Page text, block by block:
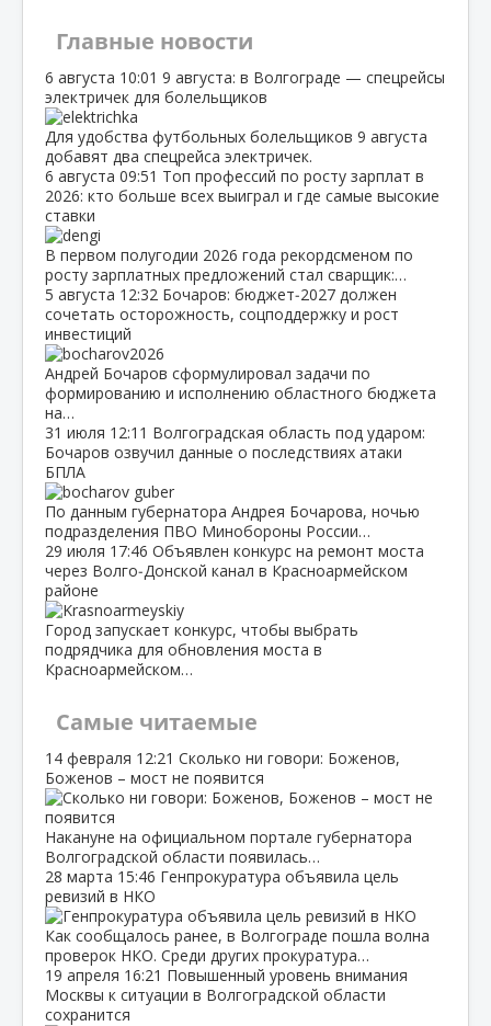
Главные новости
6 августа 10:01 9 августа: в Волгограде — спецрейсы
электричек для болельщиков
Для удобства футбольных болельщиков 9 августа
добавят два спецрейса электричек.
6 августа 09:51 Топ профессий по росту зарплат в
2026: кто больше всех выиграл и где самые высокие
ставки
В первом полугодии 2026 года рекордсменом по
росту зарплатных предложений стал сварщик:…
5 августа 12:32 Бочаров: бюджет‑2027 должен
сочетать осторожность, соцподдержку и рост
инвестиций
Андрей Бочаров сформулировал задачи по
формированию и исполнению областного бюджета
на…
31 июля 12:11 Волгоградская область под ударом:
Бочаров озвучил данные о последствиях атаки
БПЛА
По данным губернатора Андрея Бочарова, ночью
подразделения ПВО Минобороны России…
29 июля 17:46 Объявлен конкурс на ремонт моста
через Волго‑Донской канал в Красноармейском
районе
Город запускает конкурс, чтобы выбрать
подрядчика для обновления моста в
Красноармейском…
Самые читаемые
14 февраля 12:21 Сколько ни говори: Боженов,
Боженов – мост не появится
Накануне на официальном портале губернатора
Волгоградской области появилась…
28 марта 15:46 Генпрокуратура объявила цель
ревизий в НКО
Как сообщалось ранее, в Волгограде пошла волна
проверок НКО. Среди других прокуратура…
19 апреля 16:21 Повышенный уровень внимания
Москвы к ситуации в Волгоградской области
сохранится